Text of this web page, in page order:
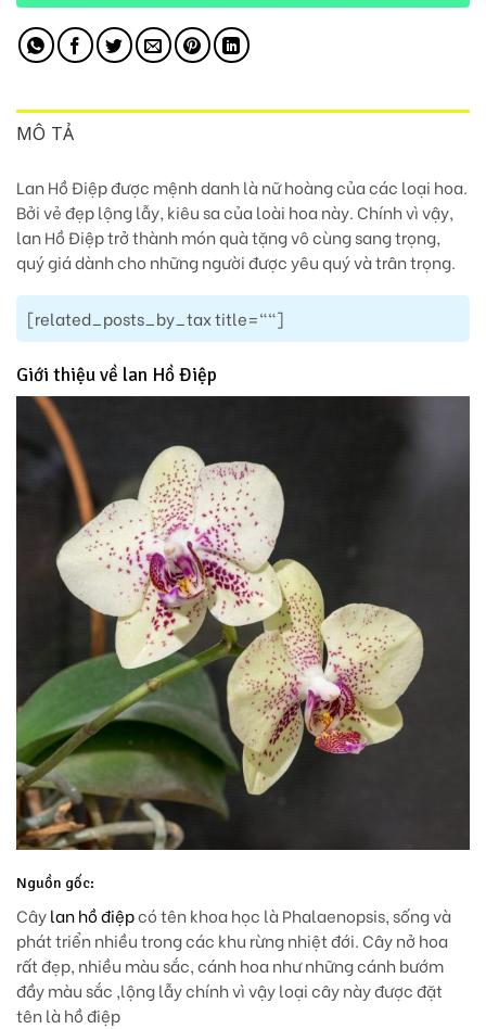
MÔ TẢ
Lan Hồ Điệp được mệnh danh là nữ hoàng của các loại hoa.
Bởi vẻ đẹp lộng lẫy, kiêu sa của loài hoa này. Chính vì vậy,
lan Hồ Điệp trở thành món quà tặng vô cùng sang trọng,
quý giá dành cho những người được yêu quý và trân trọng.
[related_posts_by_tax title=""]
Giới thiệu về lan Hồ Điệp
Nguồn gốc:
Câylan hồ điệpcó tên khoa học là Phalaenopsis, sống và
phát triển nhiều trong các khu rừng nhiệt đới. Cây nở hoa
rất đẹp, nhiều màu sắc, cánh hoa như những cánh bướm
đầy màu sắc ,lộng lẫy chính vì vậy loại cây này được đặt
tên là hồ điệp